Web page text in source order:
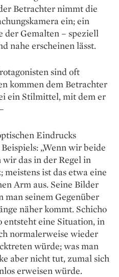
Betrachter nimmt die
ein; ein
der Gemalten – speziell
nahe erscheinen lässt.
sind oft
kommen dem ­Betrachter
ein Stil­mittel, mit dem er
Eindrucks
„Wenn wir beide
das in der Regel in
ist das etwa eine
Arm aus. Seine Bilder
man seinem Gegenüber
näher­ kommt. Schicho
­entsteht eine Situation, in
normalerweise wieder
würde; was man
aber nicht tut, zumal sich
erweisen würde.